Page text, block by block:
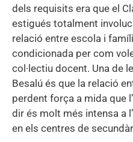
dels requisits era que el
estigués totalment
relació entre escola i
condicionada per com
col·lectiu docent. Una de
Besalú és que la relació
perdent força a mida que
dir és molt més intensa a
en els centres de